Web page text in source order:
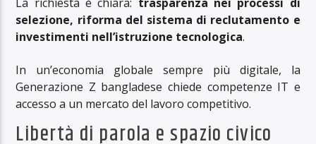
selezione, riforma del sistema di reclutamento e
investimenti nell’istruzione tecnologica.
In un’economia globale sempre più digitale, la
Generazione Z bangladese chiede competenze IT e
accesso a un mercato del lavoro competitivo.
Libertà di parola e spazio civico